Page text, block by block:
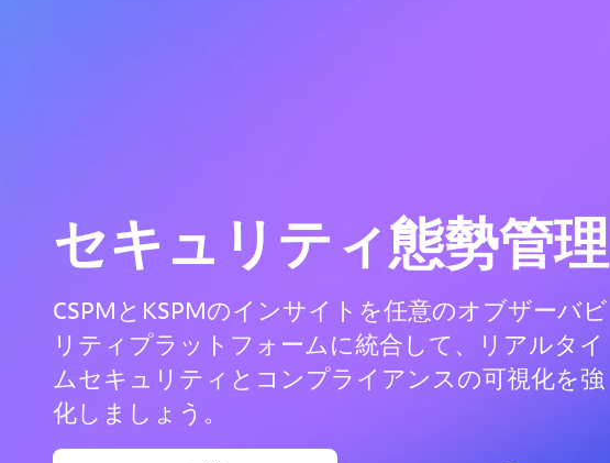
セキュリティ態勢管理
CSPMとKSPMのインサイトを任意のオブザーバビ
リティプラットフォームに統合して、リアルタイ
ムセキュリティとコンプライアンスの可視化を強
化しましょう。